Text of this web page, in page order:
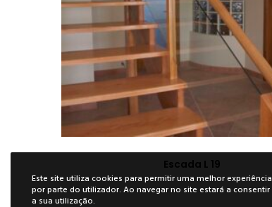
Escada L 19
Este site utiliza cookies para permitir uma melhor experiência
por parte do utilizador. Ao navegar no site estará a consentir
a sua utilização.
ES